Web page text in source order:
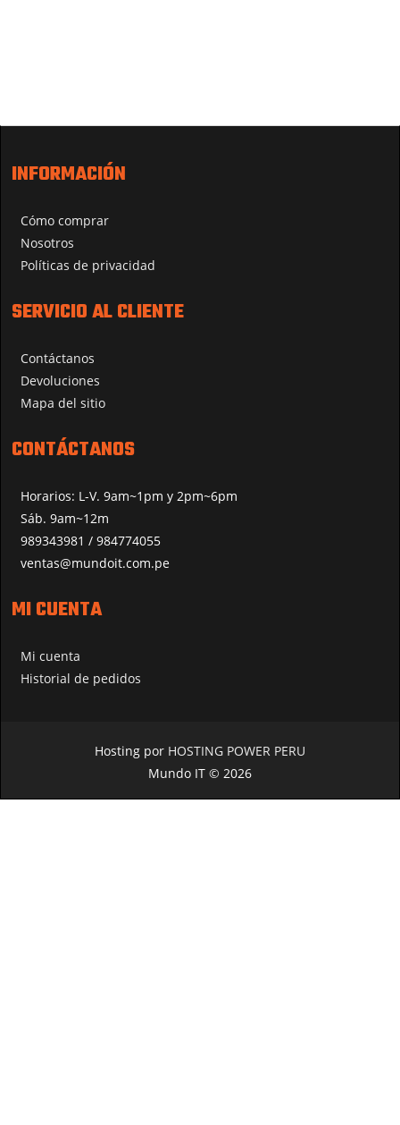
INFORMACIÓN
Cómo comprar
Nosotros
Políticas de privacidad
SERVICIO AL CLIENTE
Contáctanos
Devoluciones
Mapa del sitio
CONTÁCTANOS
Horarios: L-V. 9am~1pm y 2pm~6pm
Sáb. 9am~12m
989343981 / 984774055
ventas@mundoit.com.pe
MI CUENTA
Mi cuenta
Historial de pedidos
Hosting por HOSTING POWER PERU
Mundo IT © 2026